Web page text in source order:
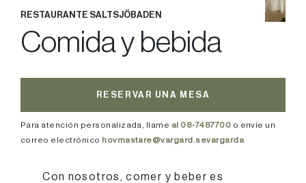
RESTAURANTE SALTSJÖBADEN
Comida y bebida
RESERVAR UNA MESA
Para atención personalizada, llame al 08-7487700 o envíe un
correo electrónico hovmastare@vargard.sevargarda
Con nosotros, comer y beber es